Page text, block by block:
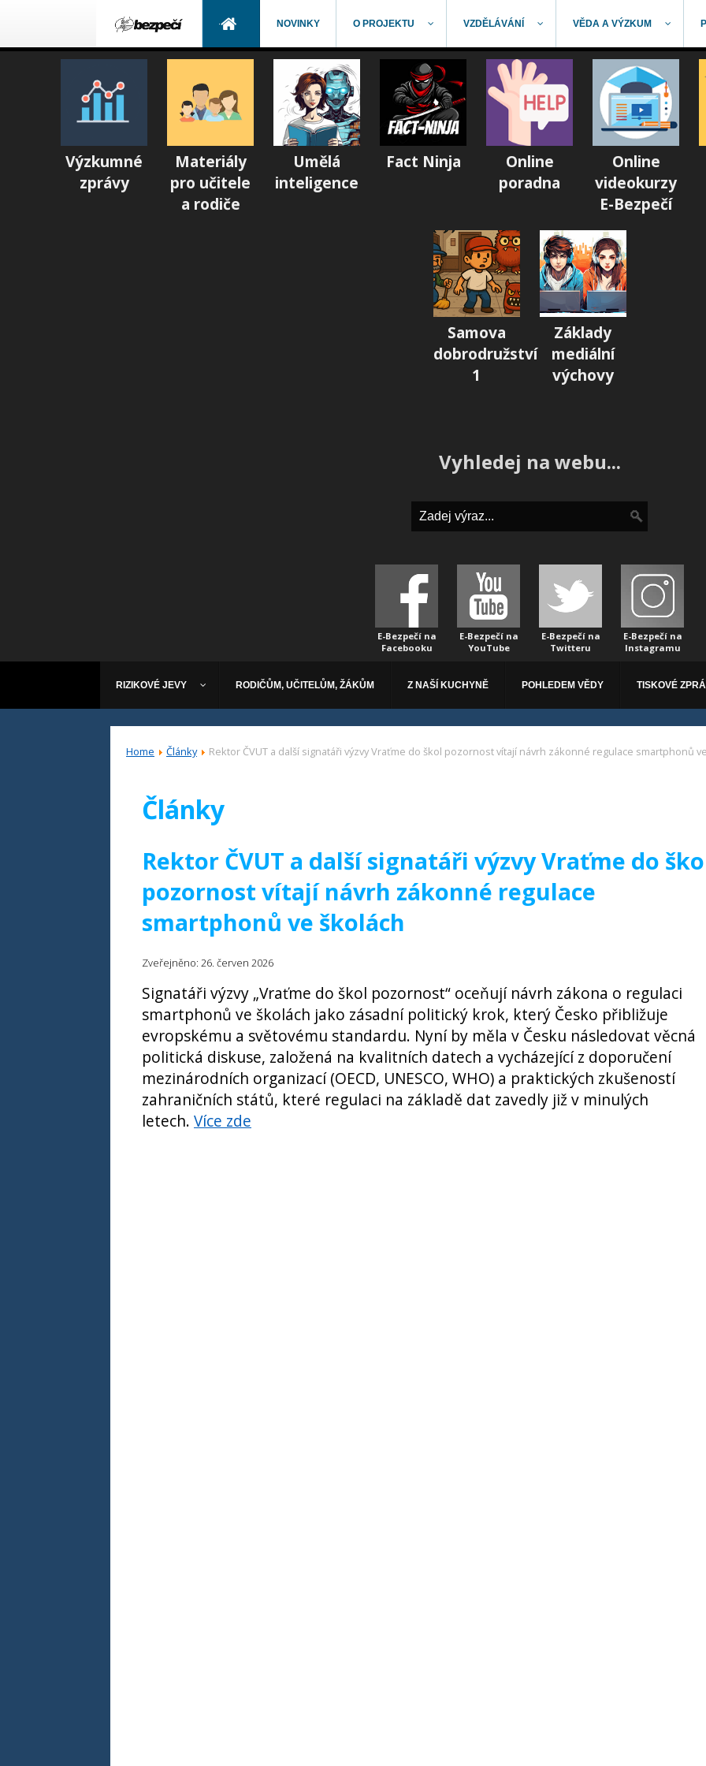
NOVINKY O PROJEKTU VZDĚLÁVÁNÍ VĚDA A VÝZKUM
Výzkumné
zprávy
Materiály
pro učitele
a rodiče
Umělá
inteligence
Fact Ninja
Online
poradna
Online
videokurzy
E-Bezpečí
Samova
dobrodružství
1
Základy
mediální
výchovy
Vyhledej na webu...
E-Bezpečí na
Facebooku
E-Bezpečí na
YouTube
E-Bezpečí na
Twitteru
E-Bezpečí na
Instagramu
RIZIKOVÉ JEVY RODIČŮM, UČITELŮM, ŽÁKŮM Z NAŠÍ KUCHYNĚ POHLEDEM VĚDY TISKOVÉ
Home Články Rektor ČVUT a další signatáři výzvy Vraťme do škol pozornost vítají návrh zákonné regulace smartphonů
Články
Rektor ČVUT a další signatáři výzvy Vraťme do
pozornost vítají návrh zákonné regulace
smartphonů ve školách
Zveřejněno: 26. červen 2026
Signatáři výzvy „Vraťme do škol pozornost“ oceňují návrh zákona o regulaci
smartphonů ve školách jako zásadní politický krok, který Česko přibližuje
evropskému a světovému standardu. Nyní by měla v Česku následovat věcná
politická diskuse, založená na kvalitních datech a vycházející z doporučení
mezinárodních organizací (OECD, UNESCO, WHO) a praktických zkušeností
zahraničních států, které regulaci na základě dat zavedly již v minulých
letech. Více zde